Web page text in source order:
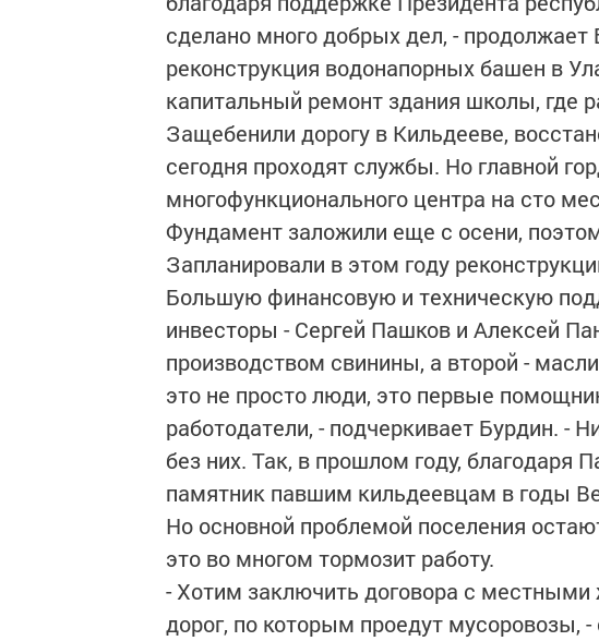
сделано много добрых дел, - продолжает
реконструкция водонапорных башен в
капитальный ремонт здания школы, где
Защебенили дорогу в Кильдееве,
сегодня проходят службы. Но главной
многофункционального центра на сто
Фундамент заложили еще с осени,
Запланировали в этом году
Большую финансовую и техническую
инвесторы - Сергей Пашков и Алексей
производством свинины, а второй -
это не просто люди, это первые
работодатели, - подчеркивает Бурдин. -
без них. Так, в прошлом году, благодаря
памятник павшим кильдеевцам в годы
Но основной проблемой поселения
это во многом тормозит работу.
- Хотим заключить договора с
дорог, по которым проедут мусоровозы,